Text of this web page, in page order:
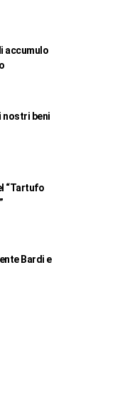
accumulo
nostri beni
“Tartufo
Bardi e